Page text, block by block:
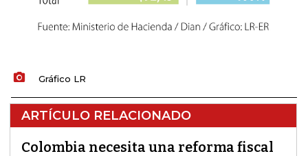
Gráfico LR
ARTÍCULO RELACIONADO
Colombia necesita una reforma fiscal